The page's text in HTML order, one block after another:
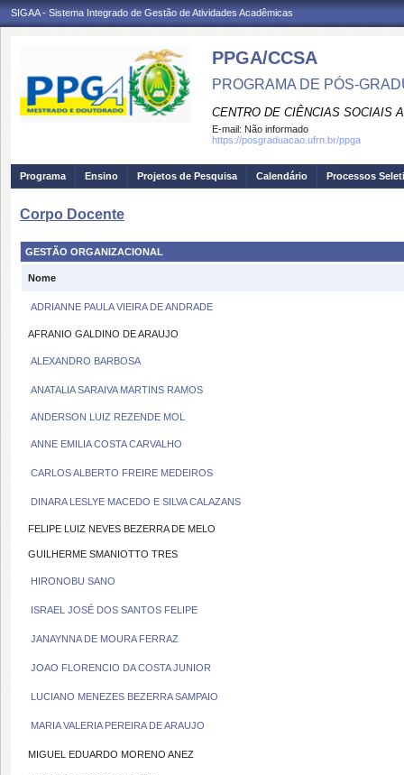
SIGAA - Sistema Integrado de Gestão de Atividades Acadêmicas
PPGA/CCSA
PROGRAMA DE PÓS-
CENTRO DE CIÊNCIAS SOCIAIS
E-mail: Não informado
https://posgraduacao.ufrn.br/ppga
Programa Ensino Projetos de Pesquisa Calendário Processos
Corpo Docente
GESTÃO ORGANIZACIONAL
Nome
ADRIANNE PAULA VIEIRA DE ANDRADE
AFRANIO GALDINO DE ARAUJO
ALEXANDRO BARBOSA
ANATALIA SARAIVA MARTINS RAMOS
ANDERSON LUIZ REZENDE MOL
ANNE EMILIA COSTA CARVALHO
CARLOS ALBERTO FREIRE MEDEIROS
DINARA LESLYE MACEDO E SILVA CALAZANS
FELIPE LUIZ NEVES BEZERRA DE MELO
GUILHERME SMANIOTTO TRES
HIRONOBU SANO
ISRAEL JOSÉ DOS SANTOS FELIPE
JANAYNNA DE MOURA FERRAZ
JOAO FLORENCIO DA COSTA JUNIOR
LUCIANO MENEZES BEZERRA SAMPAIO
MARIA VALERIA PEREIRA DE ARAUJO
MIGUEL EDUARDO MORENO ANEZ